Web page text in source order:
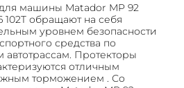
машины Matador MP 92
102T обращают на себя
уровнем безопасности
средства по
Протекторы
отличным
торможением . Со